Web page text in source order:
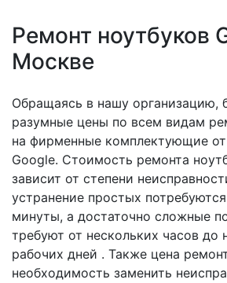
Ремонт ноутбуков
Москве
Обращаясь в нашу организацию,
разумные цены по всем видам
на фирменные комплектующие от
Google. Стоимость ремонта
зависит от степени
устранение простых
минуты, а достаточно сложные
требуют от нескольких часов до
рабочих дней . Также цена
необходимость заменить